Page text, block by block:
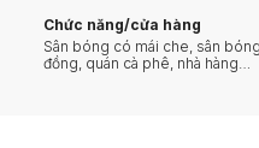
Chức năng/cửa hàng
Sân bóng có mái che, sân
đồng, quán cà phê, nhà hàng…